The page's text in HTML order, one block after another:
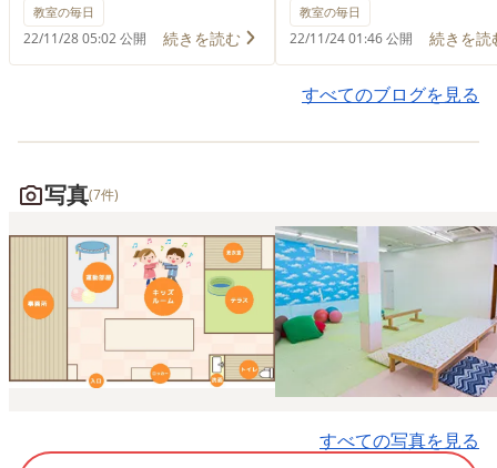
間、読書週間を行いました！
読書を通して想像力を養い、
いろいろなものに興味を持っ
ありますが、図書館で巨大絵
本や図鑑を借りてきました！
読んだことのある絵本でも巨
大絵本に興味を持ち嬉しそう
に聞いている子が多かったで
す✨ ハンモックに乗りながら
聞いたり、ソファーでくつろ
ぎながら見たりとリラックス
して思い思いに読書をしてい
揺らしたり一緒に歌ったり、
教室の毎日
22/11/28 05:02 公開 続きを読む
指先トレーニングをしま
た！ 指先を使うことで脳
性化させ、集中力や指先
用さを高める目的で行い
花さし、ボタンつけ、ち
選んでやりました✨ 洗濯
ミはさみは、指先に力が
ので苦戦する子もいまし
が、1度見本を見せると
ら次へと挟んでいきたく
の洗濯バサミを付けてい
もいました😆 お花さしで
小さな穴に造花をさし上
お花畑にしていました
教室の毎日
22/11/24 01:46 公開 続きを読
すべてのブログを見る
写真(7件)
すべての写真を見る